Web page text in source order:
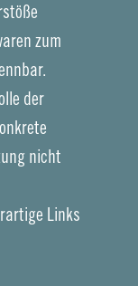
zum
der
nicht
Links